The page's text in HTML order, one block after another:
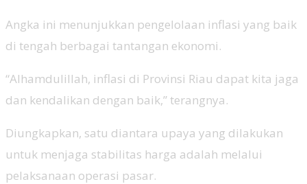
Angka ini menunjukkan pengelolaan inflasi yang baik
di tengah berbagai tantangan ekonomi.
“Alhamdulillah, inflasi di Provinsi Riau dapat kita jaga
dan kendalikan dengan baik,” terangnya.
Diungkapkan, satu diantara upaya yang dilakukan
untuk menjaga stabilitas harga adalah melalui
pelaksanaan operasi pasar.